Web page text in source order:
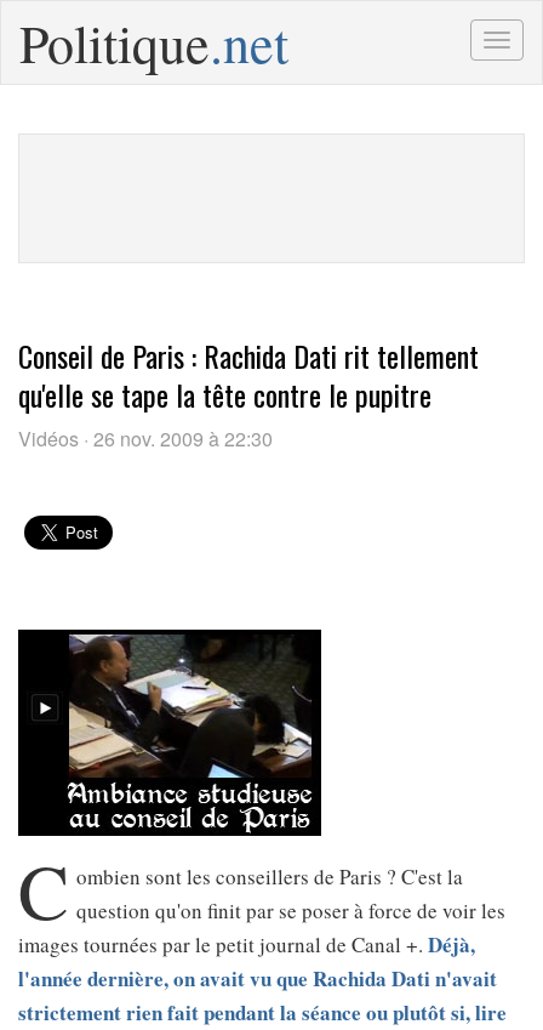
Politique.net
Conseil de Paris : Rachida Dati rit tellement
qu'elle se tape la tête contre le pupitre
Vidéos · 26 nov. 2009 à 22:30
C ombien sont les conseillers de Paris ? C'est la
question qu'on finit par se poser à force de voir les
images tournées par le petit journal de Canal +. Déjà,
l'année dernière, on avait vu que Rachida Dati n'avait
strictement rien fait pendant la séance ou plutôt si, lire